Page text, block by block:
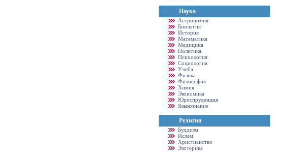
Наука
Астрономия
Биология
История
Математика
Медицина
Политика
Психология
Социология
Учеба
Физика
Философия
Химия
Экономика
Юриспруденция
Языкознание
Религия
Буддизм
Ислам
Христианство
Эзотерика